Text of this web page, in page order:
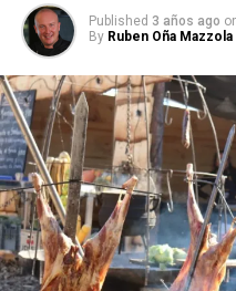
Published 3 años ago
By Ruben Oña Mazzola